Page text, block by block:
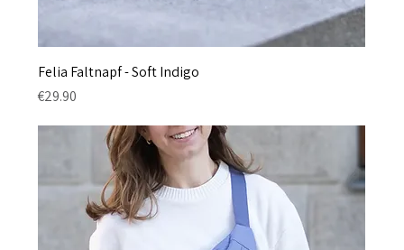
Felia Faltnapf - Soft Indigo
Price
€29.90